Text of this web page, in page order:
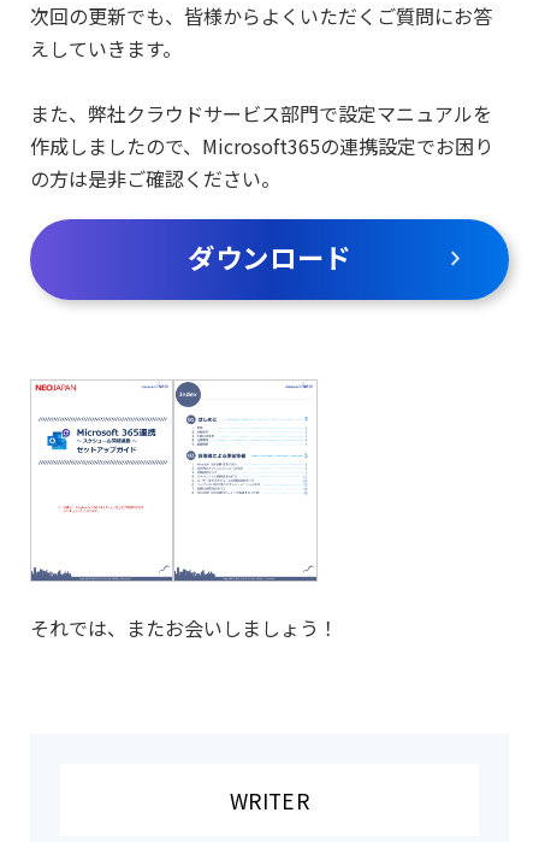
次回の更新でも、皆様からよくいただくご質問にお答
えしていきます。
また、弊社クラウドサービス部門で設定マニュアルを
作成しましたので、Microsoft365の連携設定でお困り
の方は是非ご確認ください。
ダウンロード
それでは、またお会いしましょう！
WRITER